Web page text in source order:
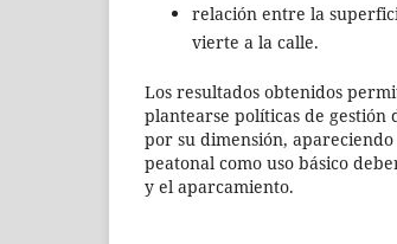
relación entre la
vierte a la calle.
Los resultados obtenidos
plantearse políticas de gestión
por su dimensión,
peatonal como uso básico
y el aparcamiento.